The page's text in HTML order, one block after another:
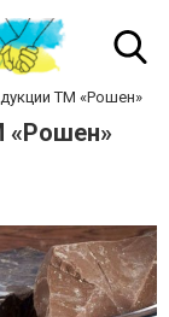
ТМ «Рошен»
«Рошен»